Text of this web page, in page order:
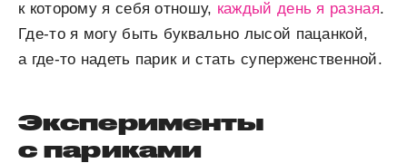
к которому я себя отношу, каждый день я разная.
Где-то я могу быть буквально лысой пацанкой,
а где-то надеть парик и стать суперженственной.
Эксперименты
с париками